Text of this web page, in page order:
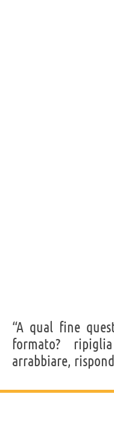
“A qual fine
formato?
arrabbiare,